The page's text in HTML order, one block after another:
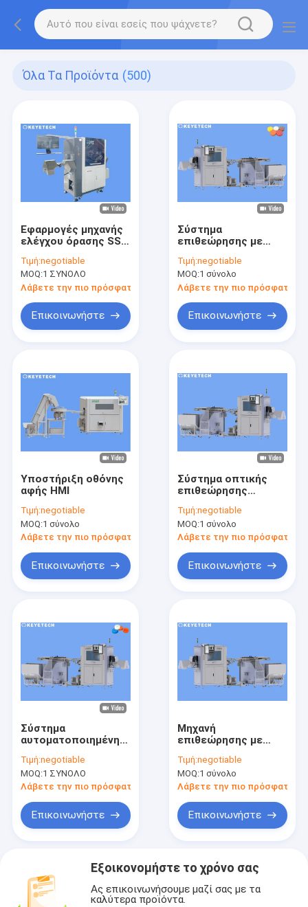
Όλα Τα Προϊόντα (500)
Εφαρμογές μηχανής
ελέγχου όρασης SS
σύντομη μούχλα και
μαύρη κηλίδα
Τιμή:negotiable
MOQ:1 ΣΥΝΟΛΟ
Λάβετε την πιο πρόσφατη τιμή
Επικοινωνήστε
Σύστημα
επιθεώρησης με
Αυτοματοποιημένη
ταξινόμηση
ποιότητας των
πλαστικών
κλείστρων
Τιμή:negotiable
MOQ:1 σύνολο
Λάβετε την πιο πρόσφατη
Επικοινωνήστε
Υποστήριξη οθόνης
αφής HMI
Τιμή:negotiable
MOQ:1 σύνολο
Λάβετε την πιο πρόσφατη τιμή
Επικοινωνήστε
Σύστημα οπτικής
επιθεώρησης
με τεχνολογίες AI
Deep Learning
Τιμή:negotiable
MOQ:1 σύνολο
Λάβετε την πιο πρόσφατη
Επικοινωνήστε
Σύστημα
αυτοματοποιημένης
όρασης
Τιμή:negotiable
MOQ:1 ΣΥΝΟΛΟ
Λάβετε την πιο πρόσφατη τιμή
Επικοινωνήστε
Μηχανή
επιθεώρησης με
εντοπίζει
ελαττώματα
επιφάνειας και
μούχλας ένεσης
Τιμή:negotiable
MOQ:1 σύνολο
Λάβετε την πιο πρόσφατη
Επικοινωνήστε
Εξοικονομήστε το χρόνο σας
Ας επικοινωνήσουμε μαζί σας με τα
καλύτερα προϊόντα.